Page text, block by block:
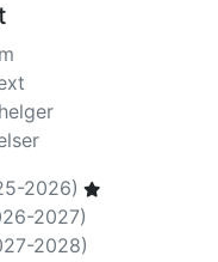
2026)
2027)
2028)